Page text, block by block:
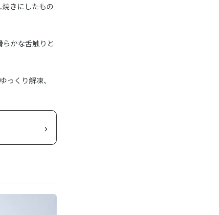
きにしたもの
かな舌触りと
くり解凍、
›